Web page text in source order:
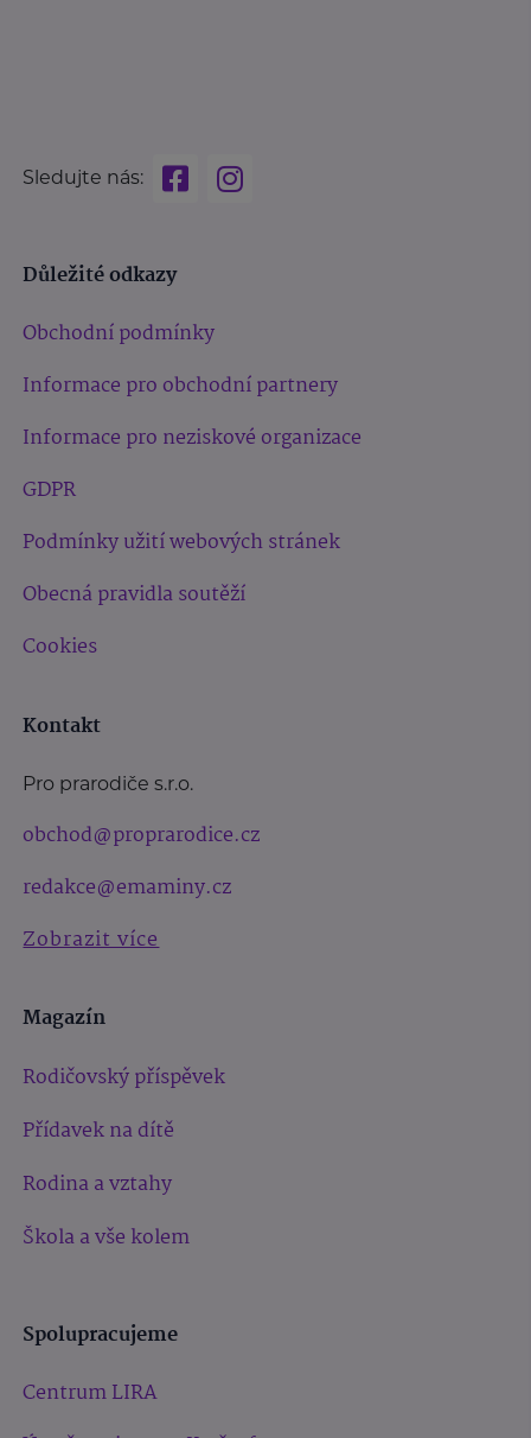
Sledujte nás:
Důležité odkazy
Obchodní podmínky
Informace pro obchodní partnery
Informace pro neziskové organizace
GDPR
Podmínky užití webových stránek
Obecná pravidla soutěží
Cookies
Kontakt
Pro prarodiče s.r.o.
obchod@proprarodice.cz
redakce@emaminy.cz
Zobrazit více
Magazín
Rodičovský příspěvek
Přídavek na dítě
Rodina a vztahy
Škola a vše kolem
Spolupracujeme
Centrum LIRA